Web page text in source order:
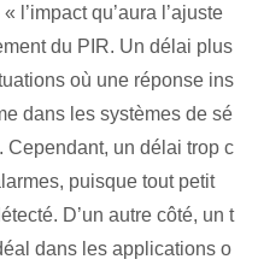
l’impact qu’aura l’ajuste
du PIR. Un délai plus
où une réponse ins
dans les systèmes de sé
Cependant, un délai trop c
puisque tout petit
D’un autre côté, un t
dans les applications o